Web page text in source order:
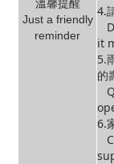
溫馨提醒
Just a friendly
reminder
4.
it
5.
的
6.